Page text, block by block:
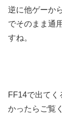
逆に他ゲーか
でそのまま通
すね。
FF14で出てく
かったらご覧